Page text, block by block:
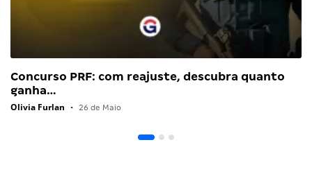
Concurso PRF: com reajuste, descubra quanto
ganha…
Olivia Furlan • 26 de Maio